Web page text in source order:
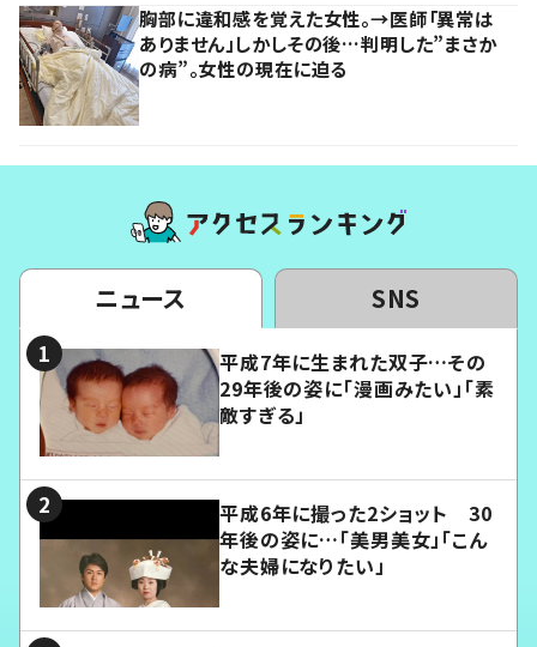
胸部に違和感を覚えた女性。→医師「異常は
ありません」しかしその後…判明した”まさか
の病”。女性の現在に迫る
ニュース SNS
平成7年に生まれた双子…その
29年後の姿に「漫画みたい」「素
敵すぎる」
平成6年に撮った2ショット 30
年後の姿に…「美男美女」「こん
な夫婦になりたい」